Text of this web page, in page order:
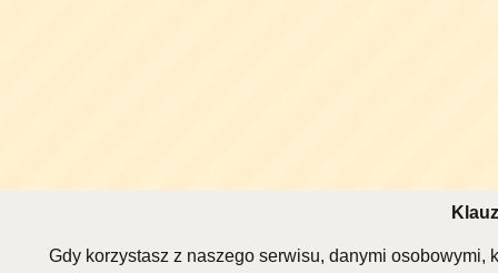
Gdy korzystasz z naszego serwisu, danymi osobowymi,